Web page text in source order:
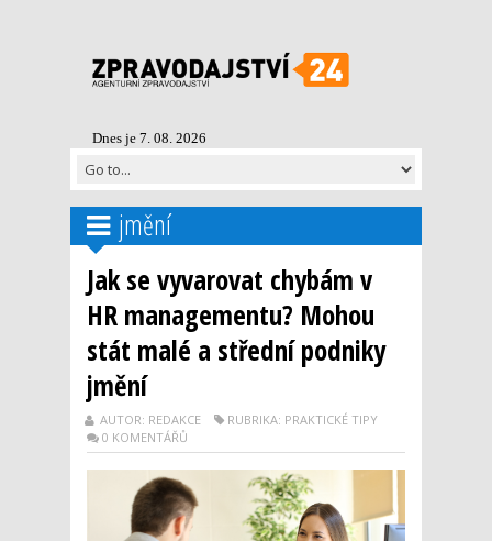
Dnes je 7. 08. 2026
jmění
Jak se vyvarovat chybám v
HR managementu? Mohou
stát malé a střední podniky
jmění
AUTOR: REDAKCE
RUBRIKA: PRAKTICKÉ TIPY
0 KOMENTÁŘŮ